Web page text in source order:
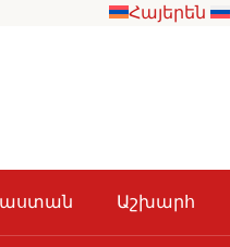
Հայերեն
Աշխարհ